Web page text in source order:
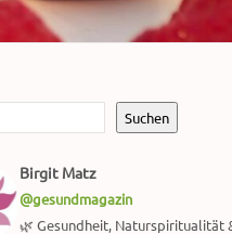
Suchen
Birgit Matz
@gesundmagazin
🌿 Gesundheit, Naturspiritualität